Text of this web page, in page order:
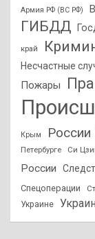
Армия РФ (ВС РФ)
ГИБДД
край
Несчастные
Пожары
Крым России
Петербурге
Си
России
Спецоперации
Украине